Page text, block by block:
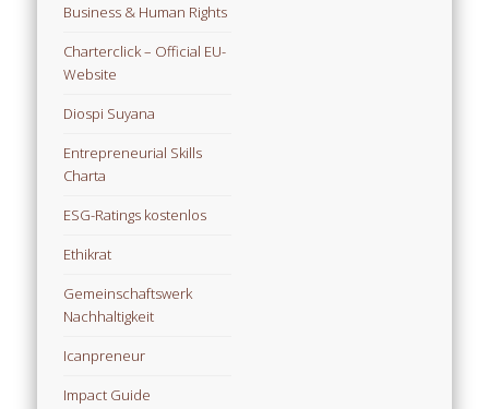
Business & Human Rights
Charterclick – Official EU-
Website
Diospi Suyana
Entrepreneurial Skills
Charta
ESG-Ratings kostenlos
Ethikrat
Gemeinschaftswerk
Nachhaltigkeit
Icanpreneur
Impact Guide